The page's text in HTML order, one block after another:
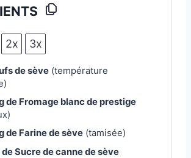
2x 3x
de sève(température
de Fromage blanc de prestige
de Farine de sève(tamisée)
de Sucre de canne de sève